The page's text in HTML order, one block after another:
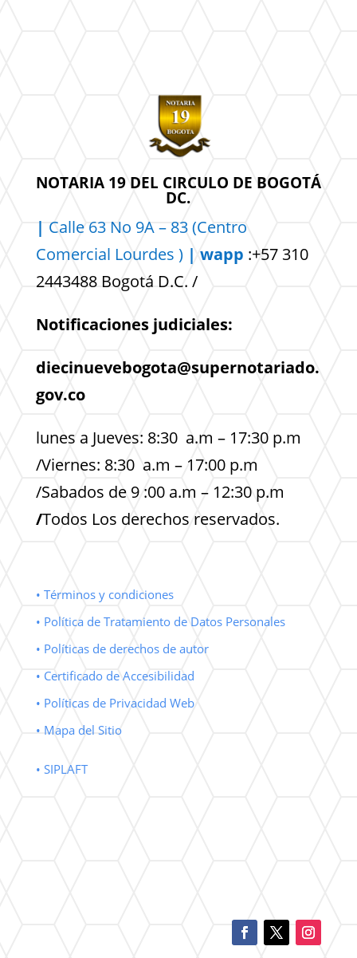
NOTARIA 19 DEL CIRCULO DE BOGOTÁ
DC.
| Calle 63 No 9A – 83 (Centro
Comercial Lourdes ) | wapp :+57 310
2443488 Bogotá D.C. /
Notificaciones judiciales:
diecinuevebogota@supernotariado.
gov.co
lunes a Jueves: 8:30 a.m – 17:30 p.m
/Viernes: 8:30 a.m – 17:00 p.m
/Sabados de 9 :00 a.m – 12:30 p.m
/Todos Los derechos reservados.
• Términos y condiciones
• Política de Tratamiento de Datos Personales
• Políticas de derechos de autor
• Certificado de Accesibilidad
• Políticas de Privacidad Web
• Mapa del Sitio
• SIPLAFT